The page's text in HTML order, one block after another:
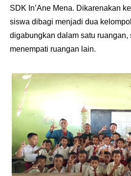
SDK In’Ane Mena. Dikarenakan
siswa dibagi menjadi dua
digabungkan dalam satu ruangan,
menempati ruangan lain.